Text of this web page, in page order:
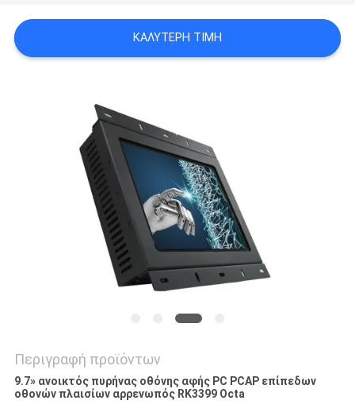
SITEMAP
PRIVACY
ΚΑΛΎΤΕΡΗ ΤΙΜΉ
Περιγραφή προϊόντων
9.7» ανοικτός πυρήνας οθόνης αφής PC PCAP επίπεδων
οθονών πλαισίων αρρενωπός RK3399 Octa